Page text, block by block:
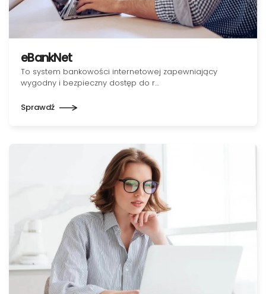
eBankNet
To system bankowości internetowej zapewniający
wygodny i bezpieczny dostęp do r…
Sprawdź